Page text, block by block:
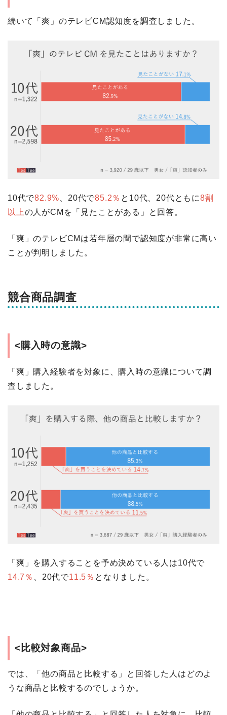
続いて「爽」のテレビCM認知度を調査しました。
10代で82.9%、20代で85.2％ と10代、20代ともに8割
以上の人がCMを「見たことがある」と回答。
「爽」のテレビCMは若年層の間で認知度が非常に高い
ことが判明しました。
競合商品調査
<購入時の意識>
「爽」購入経験者を対象に、購入時の意識について調
査しました。
「爽」を購入することを予め決めている人は10代で
14.7％
、20代で11.5％ となりました。
<比較対象商品>
では、「他の商品と比較する」と回答した人はどのよ
うな商品と比較するのでしょうか。